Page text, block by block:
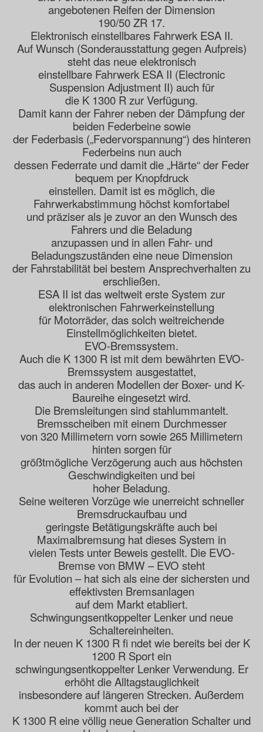
angebotenen Reifen der Dimension
190/50 ZR 17.
Elektronisch einstellbares Fahrwerk ESA II.
Auf Wunsch (Sonderausstattung gegen Aufpreis)
steht das neue elektronisch
einstellbare Fahrwerk ESA II (Electronic
Suspension Adjustment II) auch für
die K 1300 R zur Verfügung.
Damit kann der Fahrer neben der Dämpfung der
beiden Federbeine sowie
der Federbasis („Federvorspannung“) des hinteren
Federbeins nun auch
dessen Federrate und damit die „Härte“ der Feder
bequem per Knopfdruck
einstellen. Damit ist es möglich, die
Fahrwerkabstimmung höchst komfortabel
und präziser als je zuvor an den Wunsch des
Fahrers und die Beladung
anzupassen und in allen Fahr- und
Beladungszuständen eine neue Dimension
der Fahrstabilität bei bestem Ansprechverhalten zu
erschließen.
ESA II ist das weltweit erste System zur
elektronischen Fahrwerkeinstellung
für Motorräder, das solch weitreichende
Einstellmöglichkeiten bietet.
EVO-Bremssystem.
Auch die K 1300 R ist mit dem bewährten EVO-
Bremssystem ausgestattet,
das auch in anderen Modellen der Boxer- und K-
Baureihe eingesetzt wird.
Die Bremsleitungen sind stahlummantelt.
Bremsscheiben mit einem Durchmesser
von 320 Millimetern vorn sowie 265 Millimetern
hinten sorgen für
größtmögliche Verzögerung auch aus höchsten
Geschwindigkeiten und bei
hoher Beladung.
Seine weiteren Vorzüge wie unerreicht schneller
Bremsdruckaufbau und
geringste Betätigungskräfte auch bei
Maximalbremsung hat dieses System in
vielen Tests unter Beweis gestellt. Die EVO-
Bremse von BMW – EVO steht
für Evolution – hat sich als eine der sichersten und
effektivsten Bremsanlagen
auf dem Markt etabliert.
Schwingungsentkoppelter Lenker und neue
Schaltereinheiten.
In der neuen K 1300 R fi ndet wie bereits bei der K
1200 R Sport ein
schwingungsentkoppelter Lenker Verwendung. Er
erhöht die Alltagstauglichkeit
insbesondere auf längeren Strecken. Außerdem
kommt auch bei der
K 1300 R eine völlig neue Generation Schalter und